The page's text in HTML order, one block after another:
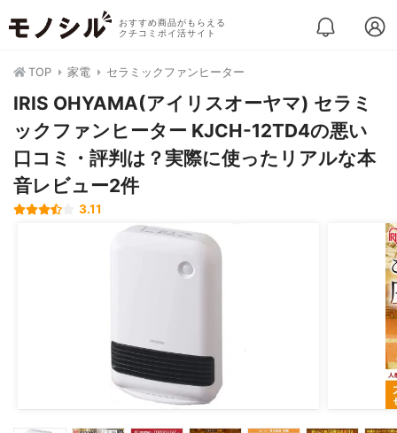
おすすめ商品がもらえる
クチコミポイ活サイト
TOP 家電 セラミックファンヒーター
IRIS OHYAMA(アイリスオーヤマ) セラミ
ックファンヒーター KJCH-12TD4の悪い
口コミ・評判は？実際に使ったリアルな本
音レビュー2件
3.11